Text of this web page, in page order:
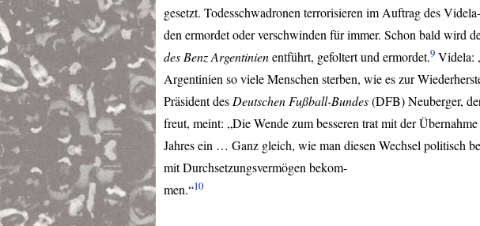
gesetzt. Todesschwadronen terrorisieren im Auftrag des
den ermordet oder verschwinden für immer. Schon bald wird
des Benz Argentinienentführt, gefoltert und ermordet.9 Videla:
Argentinien so viele Menschen sterben, wie es zur
Präsident des Deutschen Fußball-Bundes(DFB) Neuberger,
freut, meint: „Die Wende zum besseren trat mit der
Jahres ein … Ganz gleich, wie man diesen Wechsel politisch
mit Durchsetzungsvermögen bekom-
men.“10